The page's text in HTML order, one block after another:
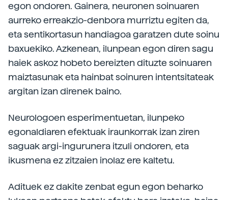
egon ondoren. Gainera, neuronen soinuaren
aurreko erreakzio-denbora murriztu egiten da,
eta sentikortasun handiagoa garatzen dute soinu
baxuekiko. Azkenean, ilunpean egon diren sagu
haiek askoz hobeto bereizten dituzte soinuaren
maiztasunak eta hainbat soinuren intentsitateak
argitan izan direnek baino.
Neurologoen esperimentuetan, ilunpeko
egonaldiaren efektuak iraunkorrak izan ziren
saguak argi-ingurunera itzuli ondoren, eta
ikusmena ez zitzaien inolaz ere kaltetu.
Adituek ez dakite zenbat egun egon beharko